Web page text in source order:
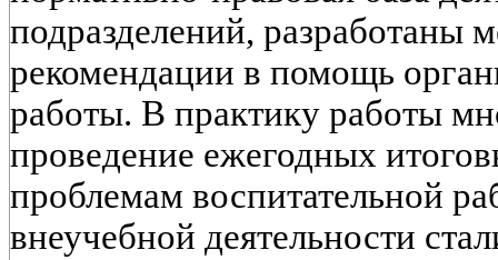
подразделений, разработаны
рекомендации в помощь
работы. В практику работы
проведение ежегодных
проблемам воспитательной
внеучебной деятельности